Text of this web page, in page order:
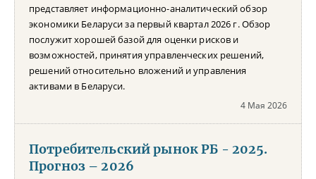
представляет информационно-аналитический обзор
экономики Беларуси за первый квартал 2026 г. Обзор
послужит хорошей базой для оценки рисков и
возможностей, принятия управленческих решений,
решений относительно вложений и управления
активами в Беларуси.
4 Мая 2026
Потребительский рынок РБ - 2025.
Прогноз – 2026